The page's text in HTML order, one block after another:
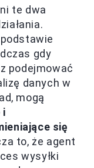
te dwa
gdy
podejmować
danych w
mogą
i
się
to, że agent
wysyłki